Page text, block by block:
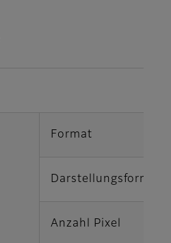
Format
Darstellungsform
Anzahl Pixel